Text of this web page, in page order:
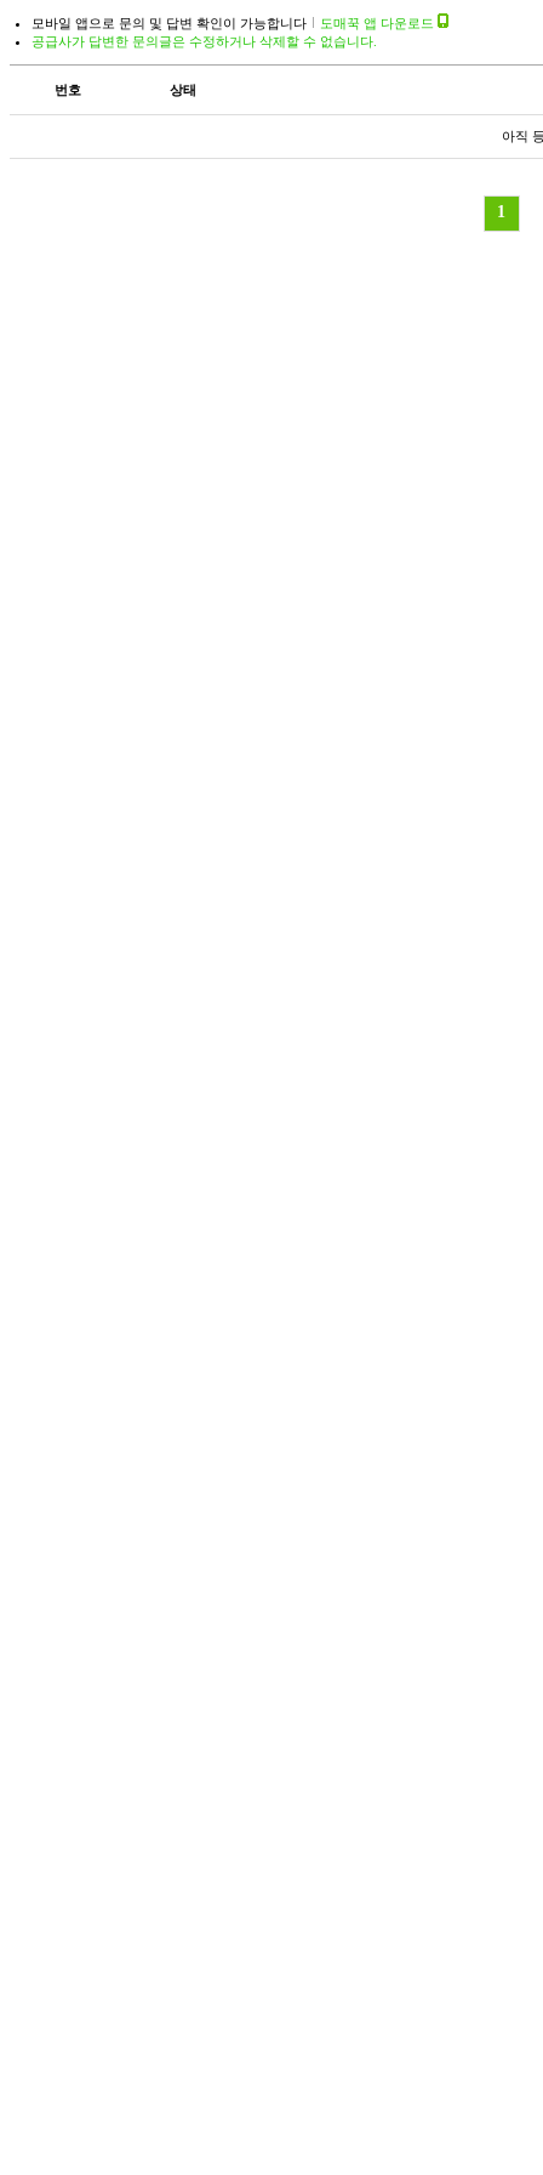
모바일 앱으로 문의 및 답변 확인이 가능합니다
도매꾹 앱 다운로드
공급사가 답변한 문의글은 수정하거나 삭제할 수 없습니다.
번호 상태
아직
1